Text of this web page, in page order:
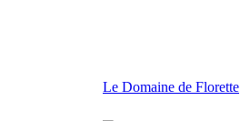
Le Domaine de Florette